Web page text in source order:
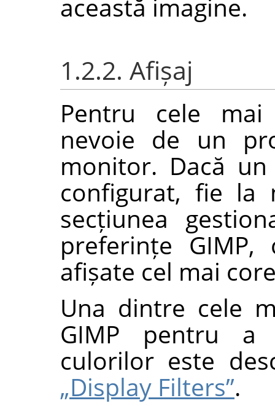
această imagine.
1.2.2. Afișaj
Pentru cele
nevoie de un
monitor. Dacă
configurat, fie la
secțiunea
preferințe GIMP,
afișate cel mai
Una dintre cele
GIMP pentru a
culorilor este
„Display Filters”.